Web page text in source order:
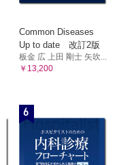
Common Diseases
Up to date 改訂2版
板金 広 上田 剛士 矢吹...
￥13,200
6